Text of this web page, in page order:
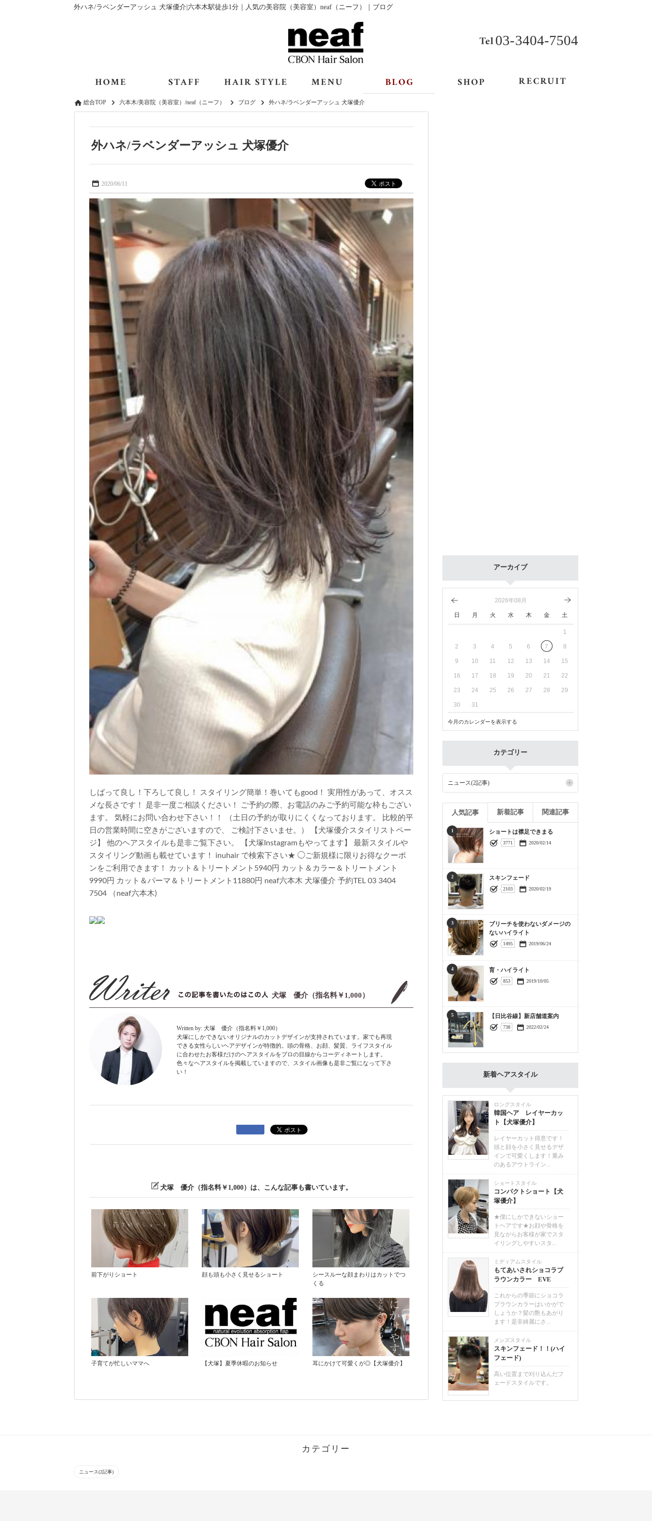
外ハネ/ラベンダーアッシュ 犬塚優介|六本木駅徒歩1分｜人気の美容院（美容室）neaf（ニーフ）｜ブログ
03-3404-7504
総合TOP 六本木/美容院（美容室）/neaf（ニーフ） ブログ 外ハネ/ラベンダーアッシュ 犬塚優介
外ハネ/ラベンダーアッシュ 犬塚優介
2020/06/11
しばって良し！下ろして良し！ スタイリング簡単！巻いてもgood！ 実用性があって、オスス
メな長さです！ 是非一度ご相談ください！ ご予約の際、お電話のみご予約可能な枠もござい
ます。 気軽にお問い合わせ下さい！！ （土日の予約が取りにくくなっております。 比較的平
日の営業時間に空きがございますので、 ご検討下さいませ。） 【犬塚優介スタイリストペー
ジ】 他のヘアスタイルも是非ご覧下さい。 【犬塚Instagramもやってます】 最新スタイルや
スタイリング動画も載せています！ inuhair で検索下さい★ ◯ご新規様に限りお得なクーポ
ンをご利用できます！ カット＆トリートメント5940円 カット＆カラー＆トリートメント
9990円 カット＆パーマ＆トリートメント11880円 neaf六本木 犬塚優介 予約TEL 03 3404
7504 （neaf六本木)
犬塚 優介（指名料￥1,000）
Written by: 犬塚 優介（指名料￥1,000）
犬塚にしかできないオリジナルのカットデザインが支持されています。家でも再現
できる女性らしいヘアデザインが特徴的。頭の骨格、お顔、髪質、ライフスタイル
に合わせたお客様だけのヘアスタイルをプロの目線からコーディネートします。
色々なヘアスタイルを掲載していますので、スタイル画像も是非ご覧になって下さ
い！
犬塚 優介（指名料￥1,000）は、こんな記事も書いています。
前下がりショート 顔も頭も小さく見せるショート
シースルーな顔まわりはカットでつ
くる
子育てが忙しいママへ 【犬塚】夏季休暇のお知らせ 耳にかけて可愛くが◎【犬塚優介】
アーカイブ
2026年08月
日 月 火 水 木 金 土
1
2 3 4 5 6 7 8
9 10 11 12 13 14 15
16 17 18 19 20 21 22
23 24 25 26 27 28 29
30 31
今月のカレンダーを表示する
カテゴリー
ニュース(2記事)
人気記事 新着記事 関連記事
1 ショートは襟足できまる
3771 2020/02/14
2 スキンフェード
2103 2020/02/19
3
ブリーチを使わないダメージの
ないハイライト
1495 2019/06/24
4 育・ハイライト
853 2019/10/05
5 【日比谷線】新店舗道案内
738 2022/02/24
新着ヘアスタイル
ロングスタイル
韓国ヘア レイヤーカッ
ト【犬塚優介】
レイヤーカット得意です！
頭と顔を小さく見せるデザ
インで可愛くします！重み
のあるアウトライン...
ショートスタイル
コンパクトショート【犬
塚優介】
★僕にしかできないショー
トヘアです★お顔や骨格を
見ながらお客様が家でスタ
イリングしやすいスタ...
ミディアムスタイル
もてあいされショコラブ
ラウンカラー EVE
これからの季節にショコラ
ブラウンカラーはいかがで
しょうか？髪の艶もあがり
ます！是非綺麗にさ...
メンズスタイル
スキンフェード！！(ハイ
フェード)
高い位置まで刈り込んだフ
ェードスタイルです。
カテゴリー
ニュース(2記事)